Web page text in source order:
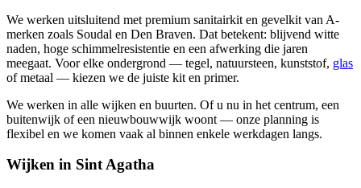
We werken uitsluitend met premium sanitairkit en gevelkit van A-
merken zoals Soudal en Den Braven. Dat betekent: blijvend witte
naden, hoge schimmelresistentie en een afwerking die jaren
meegaat. Voor elke ondergrond — tegel, natuursteen, kunststof, glas
of metaal — kiezen we de juiste kit en primer.
We werken in alle wijken en buurten. Of u nu in het centrum, een
buitenwijk of een nieuwbouwwijk woont — onze planning is
flexibel en we komen vaak al binnen enkele werkdagen langs.
Wijken in Sint Agatha